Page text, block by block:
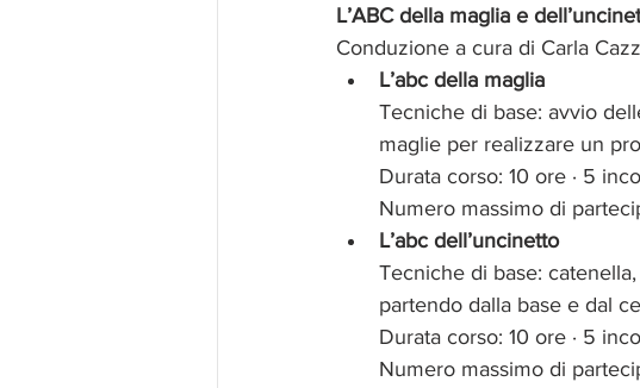
L’ABC della maglia e
Conduzione a cura di Carla
L’abc della maglia
Tecniche di base: avvio
maglie per realizzare un
Durata corso: 10 ore · 5
Numero massimo di
L’abc dell’uncinetto
Tecniche di base:
partendo dalla base e dal
Durata corso: 10 ore · 5
Numero massimo di